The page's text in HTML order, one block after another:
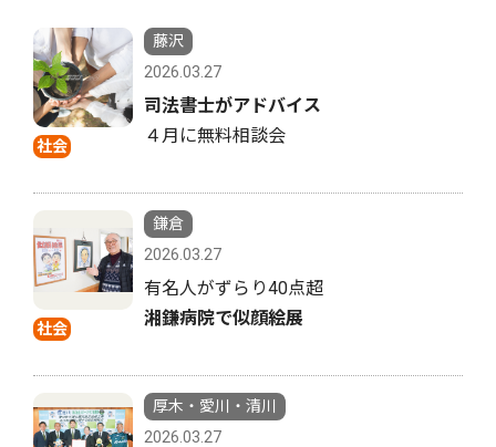
社会
藤沢
2026.03.27
司法書士がアドバイス
４月に無料相談会
社会
鎌倉
2026.03.27
有名人がずらり40点超
湘鎌病院で似顔絵展
厚木・愛川・清川
2026.03.27